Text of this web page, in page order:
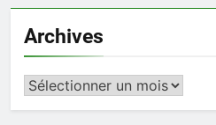
Archives
Archives